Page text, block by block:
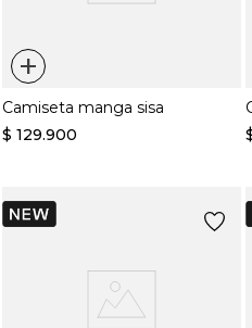
+
Camiseta manga sisa
$ 129.900